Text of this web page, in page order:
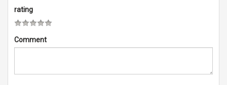
rating
Comment